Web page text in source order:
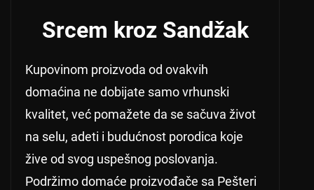
Srcem kroz Sandžak
Kupovinom proizvoda od ovakvih
domaćina ne dobijate samo vrhunski
kvalitet, već pomažete da se sačuva život
na selu, adeti i budućnost porodica koje
žive od svog uspešnog poslovanja.
Podržimo domaće proizvođače sa Pešteri